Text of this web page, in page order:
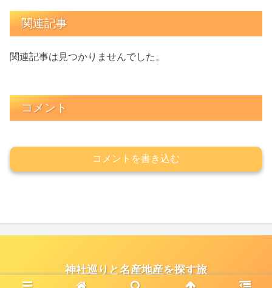
関連記事
関連記事は見つかりませんでした。
コメント
コメントを書き込む
神社巡りと名産地産を探す旅